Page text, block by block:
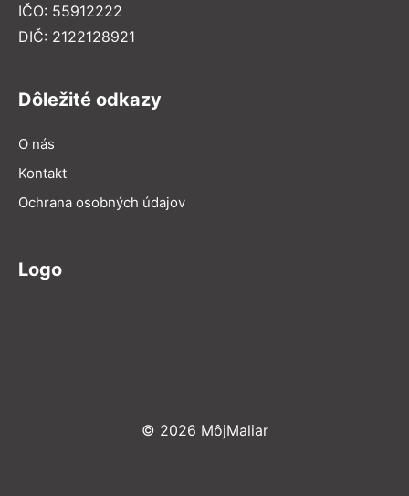
IČO: 55912222
DIČ: 2122128921
Dôležité odkazy
O nás
Kontakt
Ochrana osobných údajov
Logo
© 2026 MôjMaliar